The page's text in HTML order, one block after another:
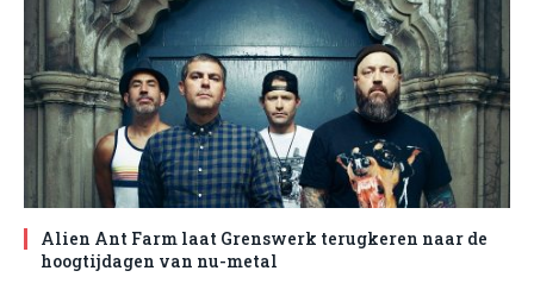
Alien Ant Farm laat Grenswerk terugkeren naar de
hoogtijdagen van nu-metal